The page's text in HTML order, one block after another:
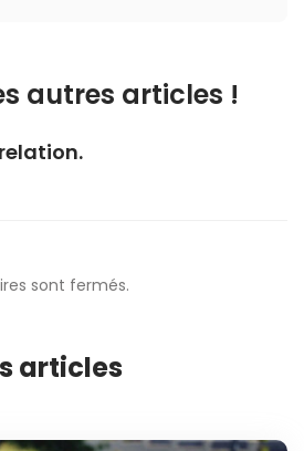
autres articles !
sont fermés.
articles